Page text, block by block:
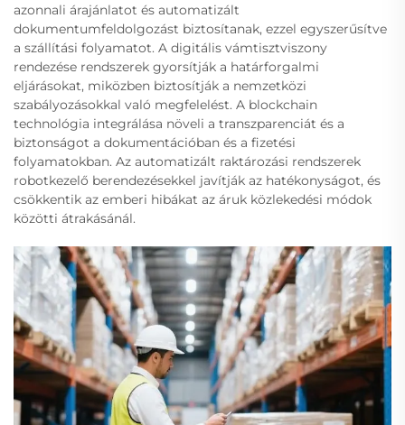
azonnali árajánlatot és automatizált
dokumentumfeldolgozást biztosítanak, ezzel egyszerűsítve
a szállítási folyamatot. A digitális vámtisztviszony
rendezése rendszerek gyorsítják a határforgalmi
eljárásokat, miközben biztosítják a nemzetközi
szabályozásokkal való megfelelést. A blockchain
technológia integrálása növeli a transzparenciát és a
biztonságot a dokumentációban és a fizetési
folyamatokban. Az automatizált raktározási rendszerek
robotkezelő berendezésekkel javítják az hatékonyságot, és
csökkentik az emberi hibákat az áruk közlekedési módok
közötti átrakásánál.